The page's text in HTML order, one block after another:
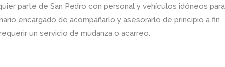
parte de San Pedro con personal y vehículos idóneos para
encargado de acompañarlo y asesorarlo de principio a fin
un servicio de mudanza o acarreo.